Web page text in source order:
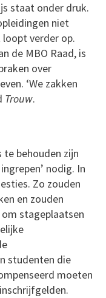
staat onder druk.
niet
verder op.
de MBO Raad, is
over
‘We zakken
Trouw.
behouden zijn
nodig. In
Zo zouden
en zouden
stageplaatsen
studenten die
moeten